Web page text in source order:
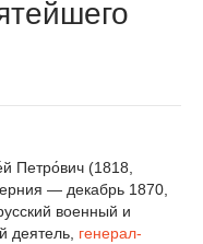
Петро́вич (1818,
— декабрь 1870,
военный и
деятель, генерал-